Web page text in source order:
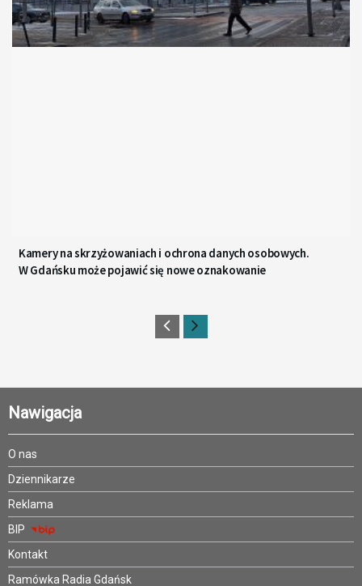
Kamery na skrzyżowaniach i ochrona danych osobowych.
W Gdańsku może pojawić się nowe oznakowanie
Nawigacja
O nas
Dziennikarze
Reklama
BIP
Kontakt
Ramówka Radia Gdańsk